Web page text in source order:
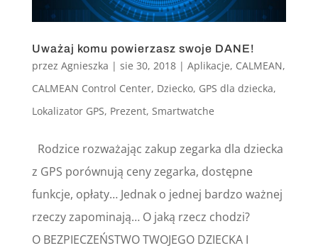
Uważaj komu powierzasz swoje DANE!
przez Agnieszka | sie 30, 2018| Aplikacje, CALMEAN,
CALMEAN Control Center, Dziecko, GPS dla dziecka,
Lokalizator GPS, Prezent, Smartwatche
Rodzice rozważając zakup zegarka dla dziecka
z GPS porównują ceny zegarka, dostępne
funkcje, opłaty… Jednak o jednej bardzo ważnej
rzeczy zapominają… O jaką rzecz chodzi?
O BEZPIECZEŃSTWO TWOJEGO DZIECKA I